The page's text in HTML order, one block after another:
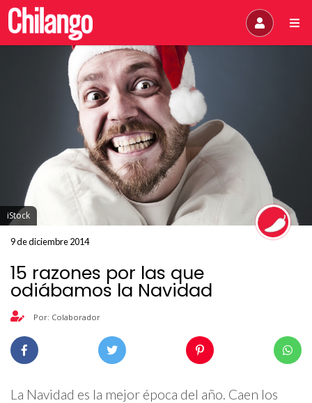
iStock
9 de diciembre 2014
15 razones por las que
odiábamos la Navidad
Por: Colaborador
La Navidad es la mejor época del año. Caen los